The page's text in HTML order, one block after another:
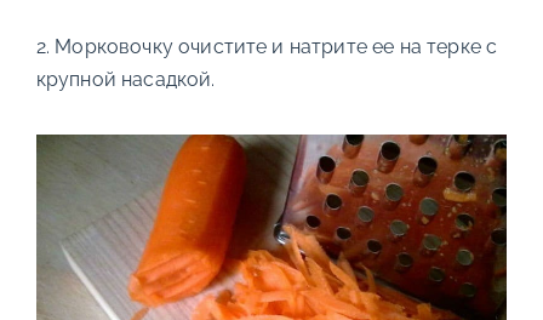
2. Морковочку очистите и натрите ее на терке с
крупной насадкой.